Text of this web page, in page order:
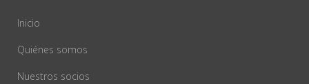
Inicio
Quiénes somos
Nuestros socios